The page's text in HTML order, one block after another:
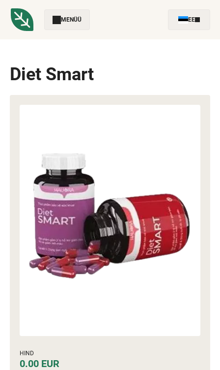
MENÜÜ EE
Diet Smart
HIND
0.00 EUR